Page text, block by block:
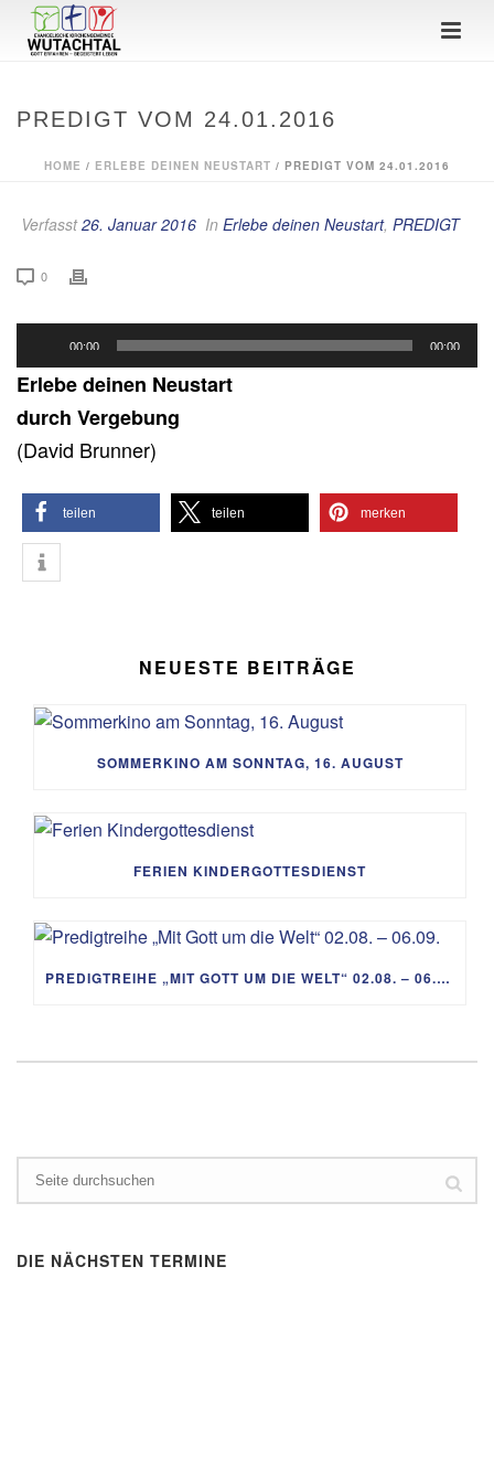
PREDIGT VOM 24.01.2016
HOME / ERLEBE DEINEN NEUSTART / PREDIGT VOM 24.01.2016
Verfasst26. Januar 2016 In Erlebe deinen Neustart, PREDIGT
0
Player
00:00 00:00
Erlebe deinen Neustart
durch Vergebung
(David Brunner)
teilen teilen merken
NEUESTE BEITRÄGE
SOMMERKINO AM SONNTAG, 16. AUGUST
FERIEN KINDERGOTTESDIENST
PREDIGTREIHE „MIT GOTT UM DIE WELT“ 02.08. – 06.09.
DIE NÄCHSTEN TERMINE